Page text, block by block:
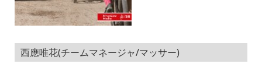
西應唯花(チームマネージャ/マッサー)